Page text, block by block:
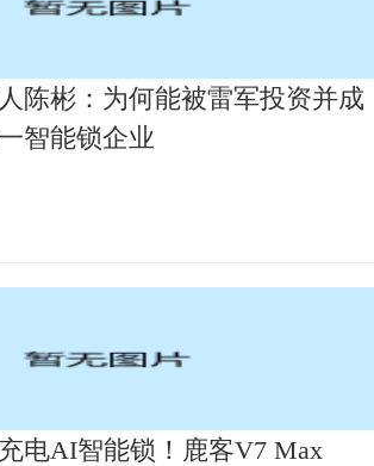
陈彬：为何能被雷军投资并成
智能锁企业
电AI智能锁！鹿客V7 Max